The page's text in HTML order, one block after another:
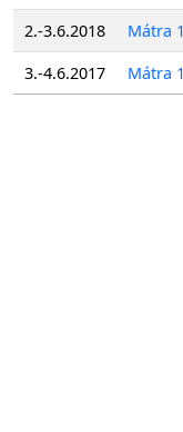
2.-3.6.2018
Mátra
3.-4.6.2017
Mátra